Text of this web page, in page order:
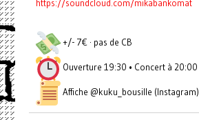
https://soundcloud.com/mikabankomat
+/- 7€ · pas de CB
Ouverture 19:30 • Concert à 20:00
Affiche @kuku_bousille (Instagram)